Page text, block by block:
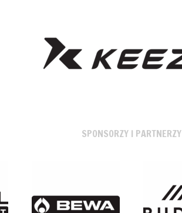
SPONSORZY I PARTNERZY